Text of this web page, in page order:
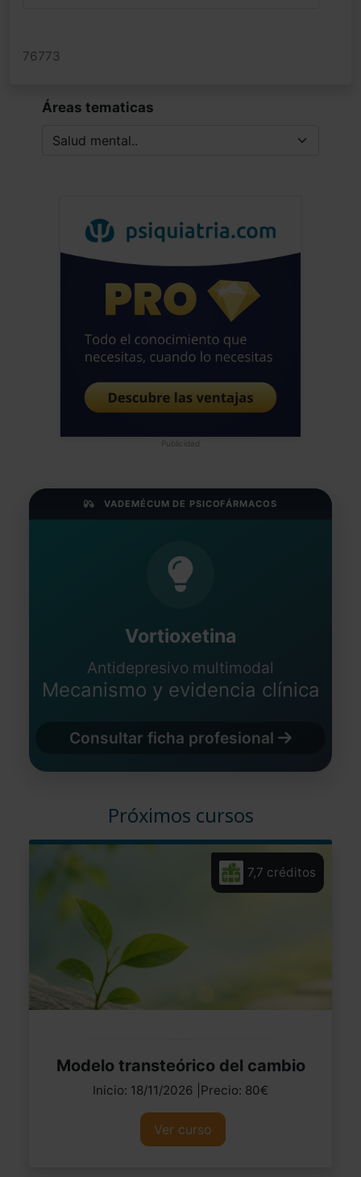
76773
Áreas tematicas
Publicidad
VADEMÉCUM DE PSICOFÁRMACOS
Vortioxetina
Antidepresivo multimodal
Mecanismo y evidencia clínica
Consultar ficha profesional
Próximos cursos
7,7 créditos
Modelo transteórico del cambio
Inicio: 18/11/2026 |Precio: 80€
Ver curso